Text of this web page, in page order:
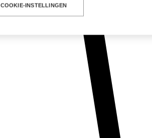
COOKIE-INSTELLINGEN